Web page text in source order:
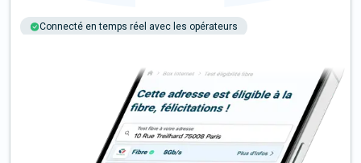
Connecté en temps réel avec les opérateurs